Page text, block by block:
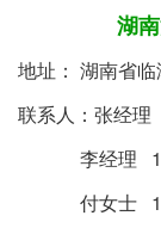
湖
地址： 湖南省
联系人：张经
李经理
付女士